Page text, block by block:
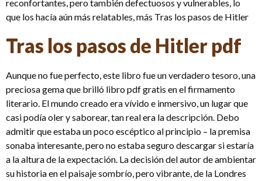
reconfortantes, pero también defectuosos y vulnerables, lo
que los hacía aún más relatables, más Tras los pasos de Hitler
Tras los pasos de Hitler pdf
Aunque no fue perfecto, este libro fue un verdadero tesoro, una
preciosa gema que brilló libro pdf gratis en el firmamento
literario. El mundo creado era vívido e inmersivo, un lugar que
casi podía oler y saborear, tan real era la descripción. Debo
admitir que estaba un poco escéptico al principio – la premisa
sonaba interesante, pero no estaba seguro descargar si estaría
a la altura de la expectación. La decisión del autor de ambientar
su historia en el paisaje sombrío, pero vibrante, de la Londres